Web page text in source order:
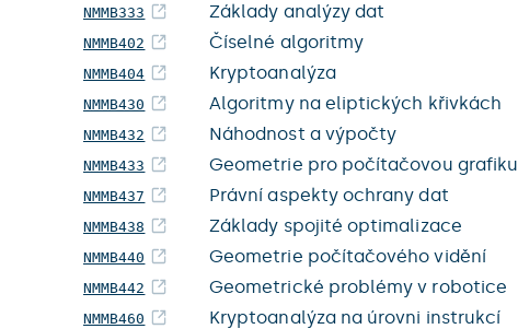
NMMB333 Základy analýzy dat
NMMB402 Číselné algoritmy
NMMB404 Kryptoanalýza
NMMB430 Algoritmy na eliptických křivkách
NMMB432 Náhodnost a výpočty
NMMB433 Geometrie pro počítačovou grafiku
NMMB437 Právní aspekty ochrany dat
NMMB438 Základy spojité optimalizace
NMMB440 Geometrie počítačového vidění
NMMB442 Geometrické problémy v robotice
NMMB460 Kryptoanalýza na úrovni instrukcí